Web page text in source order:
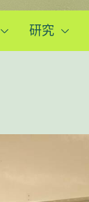
研究